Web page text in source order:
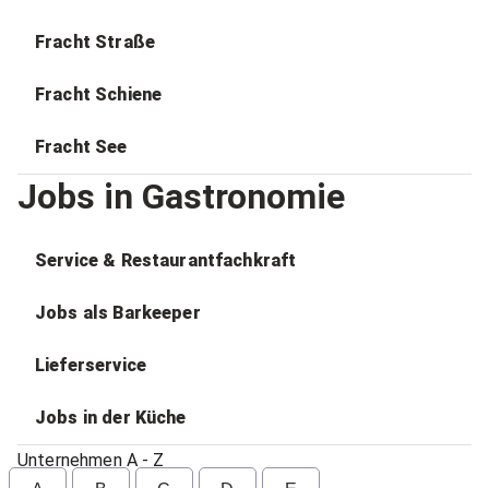
Fracht Straße
Fracht Schiene
Fracht See
Jobs in Gastronomie
Service & Restaurantfachkraft
Jobs als Barkeeper
Lieferservice
Jobs in der Küche
Unternehmen A - Z